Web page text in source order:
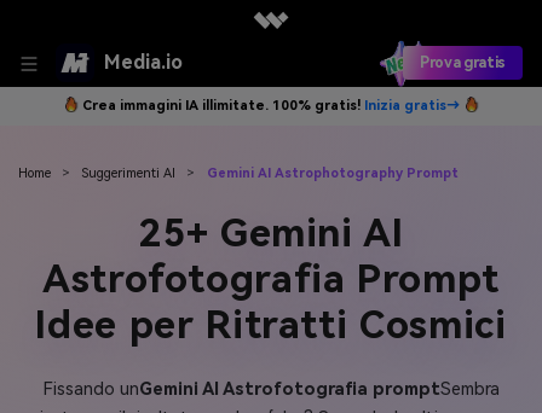
Media.io Prova gratis
Crea immagini IA illimitate. 100% gratis! Inizia gratis→
Home > Suggerimenti AI > Gemini AI Astrophotography Prompt
25+ Gemini AI
Astrofotografia Prompt
Idee per Ritratti Cosmici
Fissando unGemini AI Astrofotografia promptSembra